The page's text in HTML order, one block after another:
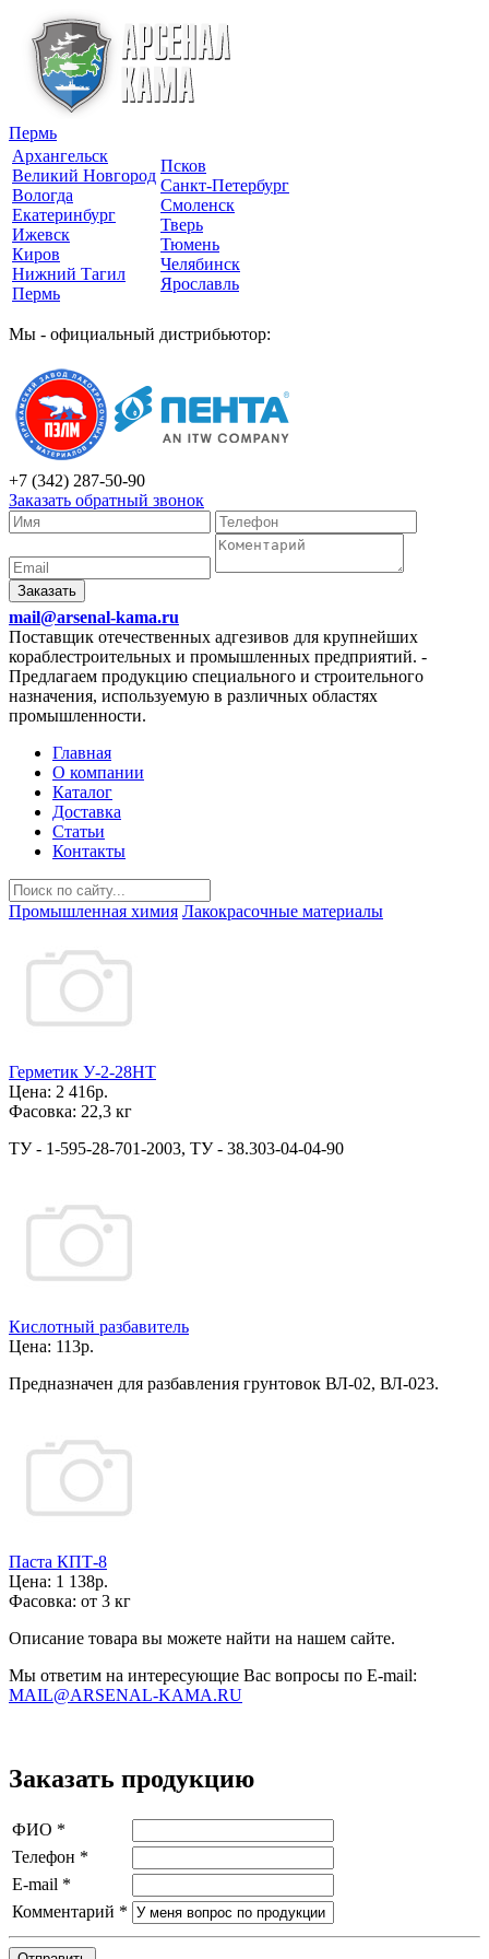
Пермь
Архангельск
Великий Новгород
Вологда
Екатеринбург
Ижевск
Киров
Нижний Тагил
Пермь
Псков
Санкт-Петербург
Смоленск
Тверь
Тюмень
Челябинск
Ярославль
Мы - официальный дистрибьютор:
+7 (342) 287-50-90
Заказать обратный звонок
Заказать
mail@arsenal-kama.ru
Поставщик отечественных адгезивов для крупнейших
кораблестроительных и промышленных предприятий. -
Предлагаем продукцию специального и строительного
назначения, используемую в различных областях
промышленности.
Главная
О компании
Каталог
Доставка
Статьи
Контакты
Промышленная химия Лакокрасочные материалы
Герметик У-2-28НТ
Цена: 2 416р.
Фасовка: 22,3 кг
ТУ - 1-595-28-701-2003, ТУ - 38.303-04-04-90
Кислотный разбавитель
Цена: 113р.
Предназначен для разбавления грунтовок ВЛ-02, ВЛ-023.
Паста КПТ-8
Цена: 1 138р.
Фасовка: от 3 кг
Описание товара вы можете найти на нашем сайте.
Мы ответим на интересующие Вас вопросы по E-mail:
MAIL@ARSENAL-KAMA.RU
Заказать продукцию
ФИО *
Телефон *
E-mail *
Комментарий *